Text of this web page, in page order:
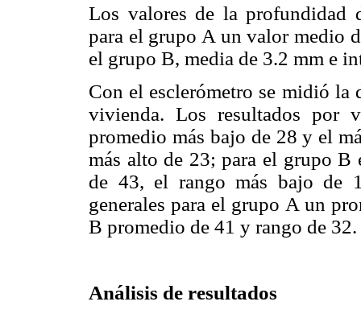
Los valores de la profundidad
para el grupo A un valor medio
el grupo B, media de 3.2 mm e
Con el esclerómetro se midió la
vivienda. Los resultados por
promedio más bajo de 28 y el
más alto de 23; para el grupo
de 43, el rango más bajo de
generales para el grupo A un
B promedio de 41 y rango de 32.
Análisis de resultados